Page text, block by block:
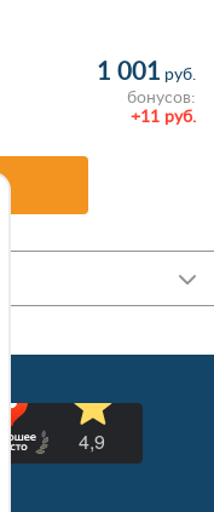
1 001 руб.
бонусов:
+11 руб.